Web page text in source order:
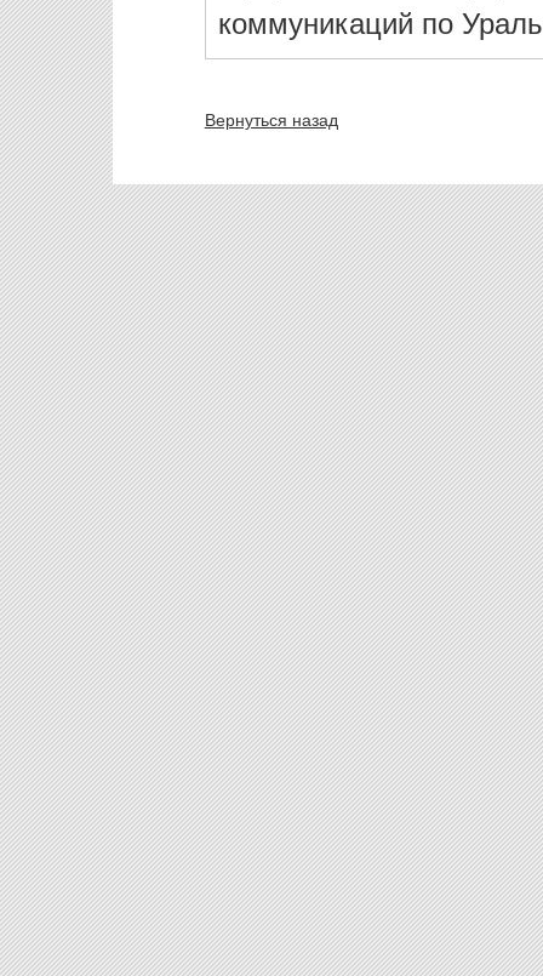
коммуникаций по
Вернуться назад